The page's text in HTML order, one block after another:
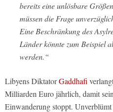
bereits eine unlösbare
müssen die Frage
Eine Beschränkung des
Länder könnte zum Beispiel
werden.“
Libyens DiktatorGaddhafi
Milliarden Euro jährlich, damit
Einwanderung stoppt.